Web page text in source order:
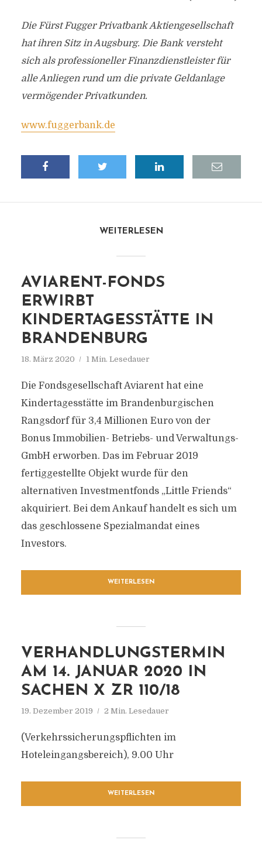
Die Fürst Fugger Privatbank Aktiengesellschaft
hat ihren Sitz in Augsburg. Die Bank versteht
sich als professioneller Finanzdienstleister für
alle Anliegen rund um die private Geldanlage
vermögender Privatkunden.
www.fuggerbank.de
WEITERLESEN
AVIARENT-FONDS
ERWIRBT
KINDERTAGESSTÄTTE IN
BRANDENBURG
18. März 2020 1 Min. Lesedauer
Die Fondsgesellschaft Aviarent hat eine
Kindertagesstätte im Brandenburgischen
Rangsdorf für 3,4 Millionen Euro von der
Bonus Immobilien- Betriebs- und Verwaltungs-
GmbH erworben. Das im Februar 2019
fertiggestellte Objekt wurde für den
alternativen Investmentfonds „Little Friends“
akquiriert. Bei dem Ankauf handelt es sich um
das geschlossene Spezialmandat eines
Investors.
WEITERLESEN
VERHANDLUNGSTERMIN
AM 14. JANUAR 2020 IN
SACHEN X ZR 110/18
19. Dezember 2019 2 Min. Lesedauer
(Verkehrssicherungspflichten im
Hoteleingangsbereich), 9.00 Uhr
WEITERLESEN